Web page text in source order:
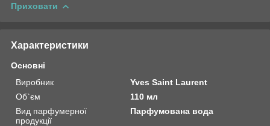
Приховати
Характеристики
Основні
Виробник
Yves Saint Laurent
Об`єм
110 мл
Вид парфумерної
продукції
Парфумована вода